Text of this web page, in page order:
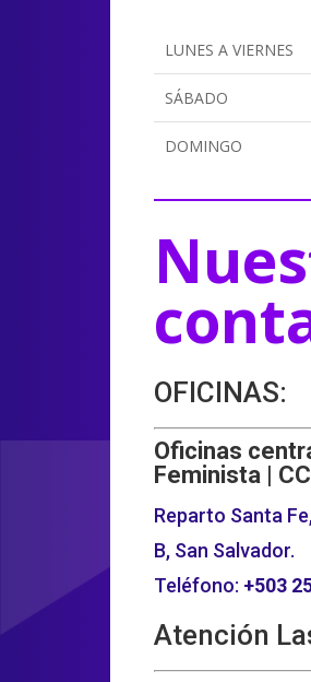
LUNES A VIERNES
SÁBADO
DOMINGO
OFICINAS:
Oficinas
Feminista |
Reparto Santa
B, San Salvador.
Teléfono: +503
Atención